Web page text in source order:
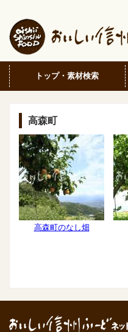
トップ・素材検索
高森町
高森町のなし畑